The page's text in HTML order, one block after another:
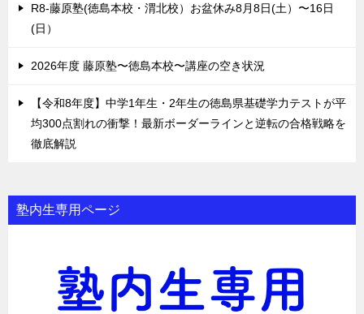
R8-藤原塾(徳島本校・渭北校）お盆休み8月8日(土）〜16日
(日）
2026年度 藤原塾〜徳島本校〜講座の空き状況
【令和8年度】中学1年生・2年生の徳島県基礎学力テストが平
均300点割れの衝撃！最新ボーダーラインと逆転の合格戦略を
徹底解説
塾内生専用ページ